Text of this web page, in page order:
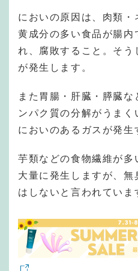
においの原因は、肉類
黄成分の多い食品が腸内
れ、腐敗すること。そう
が発生します。
また胃腸・肝臓・膵臓
ンパク質の分解がうまく
においのあるガスが発生
芋類などの食物繊維が
大量に発生しますが、
はしないと言われていま